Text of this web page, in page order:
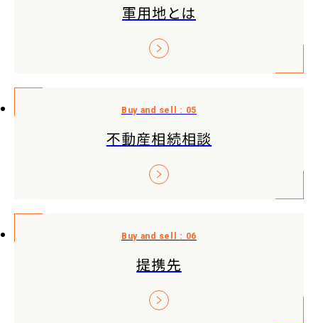
軍用地とは
不動産相続相談
提携先